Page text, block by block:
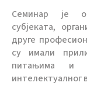
Семинар је
субјеката,
друге
су имали
питањима и
интелектуалног